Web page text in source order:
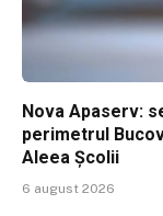
Nova Apaserv:
perimetrul
Aleea Școlii
6 august 2026